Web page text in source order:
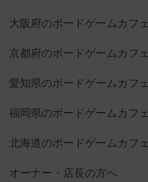
大阪府のボードゲームカフェ
京都府のボードゲームカフェ
愛知県のボードゲームカフェ
福岡県のボードゲームカフェ
北海道のボードゲームカフェ
オーナー・店長の方へ